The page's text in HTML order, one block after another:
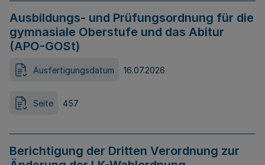
Ausbildungs- und Prüfungsordnung für die
gymnasiale Oberstufe und das Abitur
(APO-GOSt)
Ausfertigungsdatum 16.07.2026
Seite 457
Berichtigung der Dritten Verordnung zur